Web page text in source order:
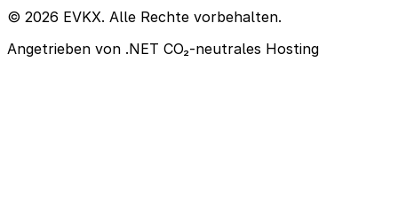
© 2026 EVKX. Alle Rechte vorbehalten.
Angetrieben von .NET CO₂-neutrales Hosting